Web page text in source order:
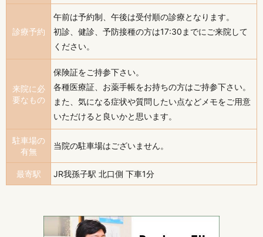
診療予約
午前は予約制、午後は受付順の診療となります。
初診、健診、予防接種の方は17:30までにご来院して
ください。
来院に必
要なもの
保険証をご持参下さい。
各種医療証、お薬手帳をお持ちの方はご持参下さい。
また、気になる症状や質問したい点などメモをご用意
いただけると良いかと思います。
駐車場の
有無
当院の駐車場はございません。
最寄駅 JR我孫子駅 北口側 下車1分